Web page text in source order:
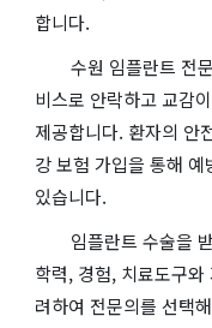
합니다.
수원 임플란트 전문
비스로 안락하고 교감
제공합니다. 환자의 안
강 보험 가입을 통해
있습니다.
임플란트 수술을 받
학력, 경험, 치료도구
려하여 전문의를 선택